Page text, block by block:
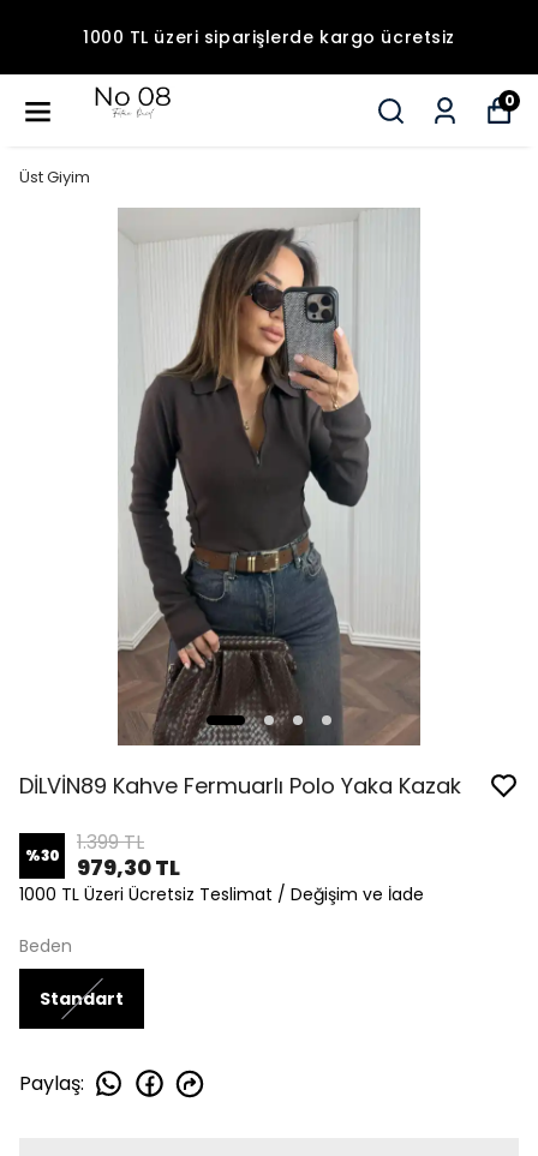
1000 TL üzeri siparişlerde kargo ücretsiz
0
Üst Giyim
DİLVİN89 Kahve Fermuarlı Polo Yaka Kazak
%30 1.399 TL
979,30 TL
1000 TL Üzeri Ücretsiz Teslimat / Değişim ve İade
Beden
Standart
Paylaş: